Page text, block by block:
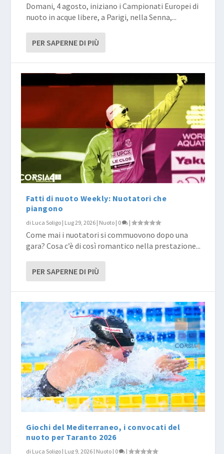
Domani, 4 agosto, iniziano i Campionati Europei di
nuoto in acque libere, a Parigi, nella Senna,...
PER SAPERNE DI PIÙ
Fatti di nuoto Weekly: Nuotatori che
piangono
di Luca Soligo | Lug 29, 2026 | Nuoto | 0 |
Come mai i nuotatori si commuovono dopo una
gara? Cosa c’è di così romantico nella prestazione...
PER SAPERNE DI PIÙ
Giochi del Mediterraneo, i convocati del
nuoto per Taranto 2026
di Luca Soligo | Lug 9, 2026 | Nuoto | 0 |